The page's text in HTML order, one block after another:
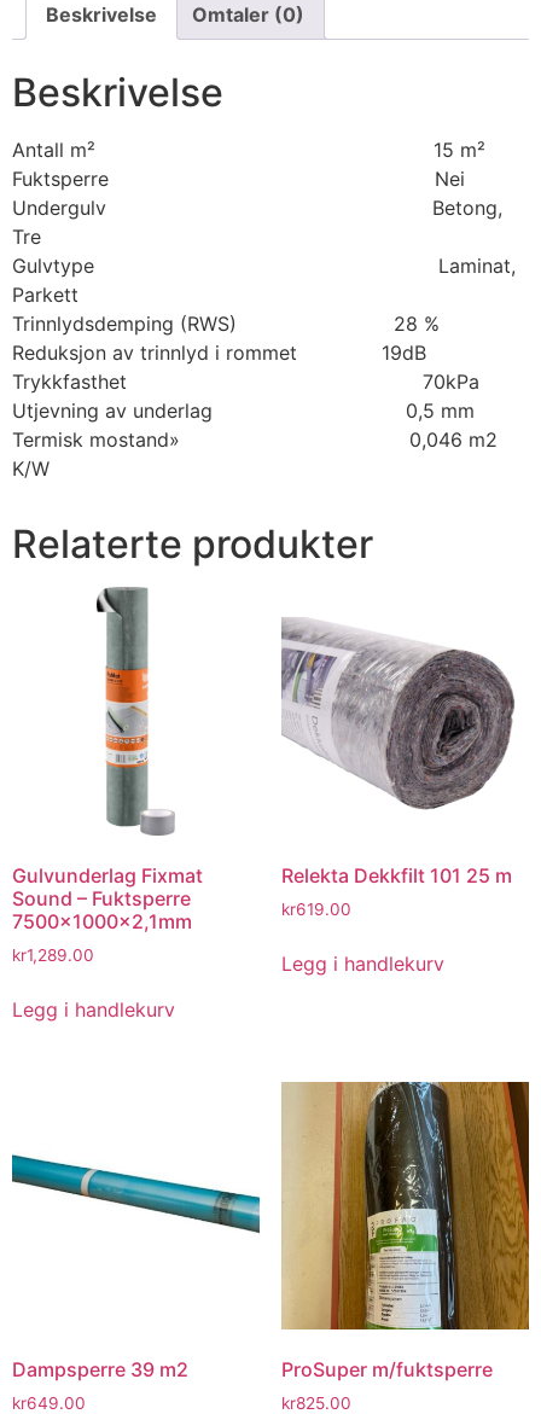
Beskrivelse Omtaler (0)
Beskrivelse
Antall m² 15 m²
Fuktsperre Nei
Undergulv Betong,
Tre
Gulvtype Laminat,
Parkett
Trinnlydsdemping (RWS) 28 %
Reduksjon av trinnlyd i rommet 19dB
Trykkfasthet 70kPa
Utjevning av underlag 0,5 mm
Termisk mostand» 0,046 m2
K/W
Relaterte produkter
Gulvunderlag Fixmat
Sound – Fuktsperre
7500x1000x2,1mm
kr1,289.00
Legg i handlekurv
Relekta Dekkfilt 101 25 m
kr619.00
Legg i handlekurv
Dampsperre 39 m2
kr649.00
ProSuper m/fuktsperre
kr825.00